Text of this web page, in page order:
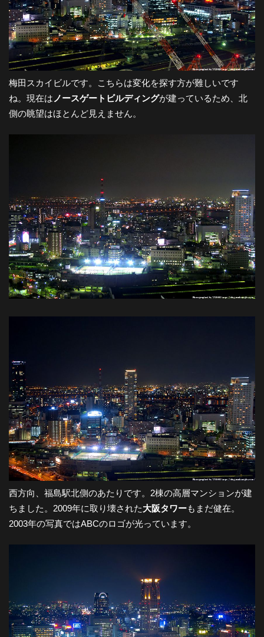
梅田スカイビルです。こちらは変化を探す方が難しいです
ね。現在は ノースゲートビルディングが建っているため、北
側の眺望はほとんど見えません。
西方向、福島駅北側のあたりです。2棟の高層マンションが建
ちました。2009年に取り壊された大阪タワーもまだ健在。
2003年の写真ではABCのロゴが光っています。